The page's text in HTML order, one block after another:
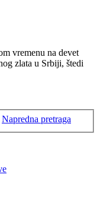
vremenu na devet
zlata u Srbiji, štedi
Napredna pretraga